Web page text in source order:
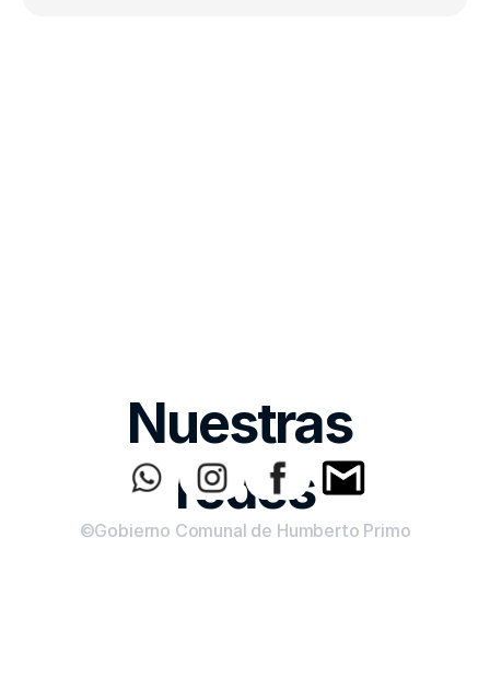
Nuestras
redes
©Gobierno Comunal de Humberto Primo